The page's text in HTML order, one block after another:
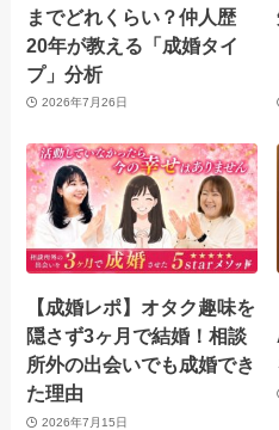
までどれくらい？仲人歴
20年が教える「成婚タイ
プ」分析
2026年7月26日
【成婚レポ】オタク趣味を
隠さず3ヶ月で結婚！相談
所外の出会いでも成婚でき
た理由
2026年7月15日